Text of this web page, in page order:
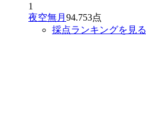
1
夜空無月 94.753点
採点ランキングを見る